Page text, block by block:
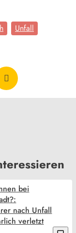
Unfall
bei
nach Unfall
verletzt